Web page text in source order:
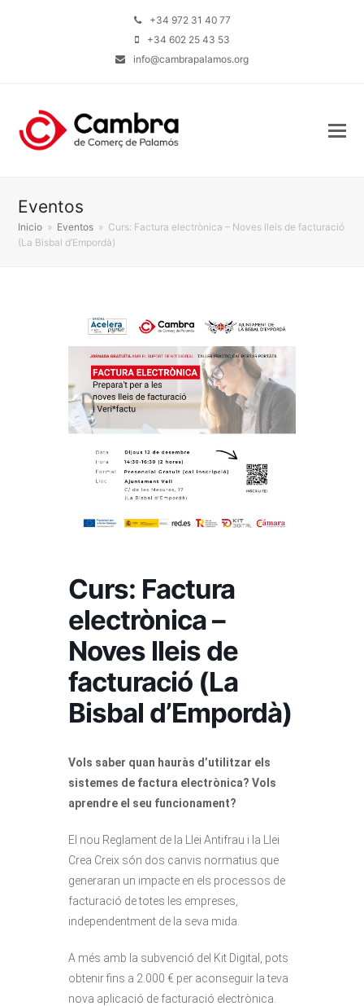
+34 972 31 40 77
+34 602 25 43 53
info@cambrapalamos.org
Eventos
Inicio » Eventos » Curs: Factura electrònica – Noves lleis de facturació
(La Bisbal d’Empordà)
Curs: Factura
electrònica –
Noves lleis de
facturació (La
Bisbal d’Empordà)
Vols saber quan hauràs d’utilitzar els
sistemes de factura electrònica? Vols
aprendre el seu funcionament?
El nou Reglament de la Llei Antifrau i la Llei
Crea Creix són dos canvis normatius que
generaran un impacte en els processos de
facturació de totes les empreses,
independentment de la seva mida.
A més amb la subvenció del Kit Digital, pots
obtenir fins a 2.000 € per aconseguir la teva
nova aplicació de facturació electrònica.